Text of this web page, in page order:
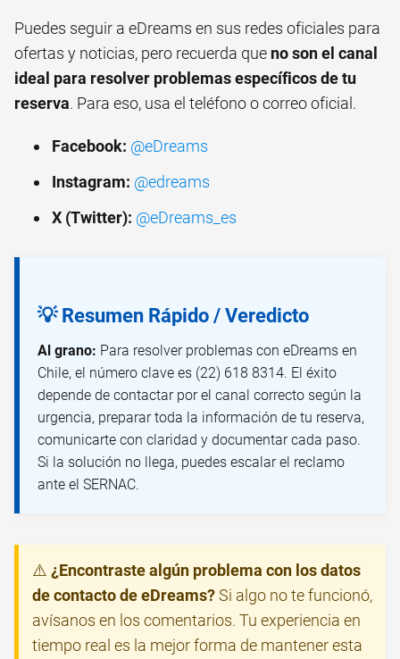
Puedes seguir a eDreams en sus redes oficiales para
ofertas y noticias, pero recuerda que no son el canal
ideal para resolver problemas específicos de tu
reserva. Para eso, usa el teléfono o correo oficial.
Facebook: @eDreams
Instagram: @edreams
X (Twitter): @eDreams_es
💡 Resumen Rápido / Veredicto
Al grano: Para resolver problemas con eDreams en
Chile, el número clave es (22) 618 8314. El éxito
depende de contactar por el canal correcto según la
urgencia, preparar toda la información de tu reserva,
comunicarte con claridad y documentar cada paso.
Si la solución no llega, puedes escalar el reclamo
ante el SERNAC.
⚠️ ¿Encontraste algún problema con los datos
de contacto de eDreams?Si algo no te funcionó,
avísanos en los comentarios. Tu experiencia en
tiempo real es la mejor forma de mantener esta